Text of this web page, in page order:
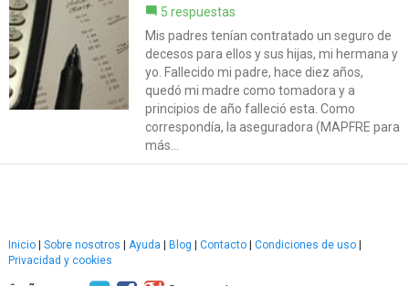
5 respuestas
Mis padres tenían contratado un seguro de
decesos para ellos y sus hijas, mi hermana y
yo. Fallecido mi padre, hace diez años,
quedó mi madre como tomadora y a
principios de año falleció esta. Como
correspondía, la aseguradora (MAPFRE para
más...
Inicio Sobre nosotros Ayuda Blog Contacto Condiciones de uso
Privacidad y cookies